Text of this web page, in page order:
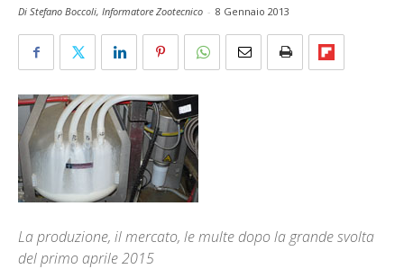
Di Stefano Boccoli, Informatore Zootecnico - 8 Gennaio 2013
La produzione, il mercato, le multe dopo la grande svolta
del primo aprile 2015